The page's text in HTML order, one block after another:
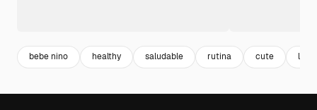
bebe nino healthy saludable rutina cute